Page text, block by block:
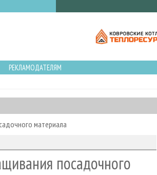
РЕКЛАМОДАТЕЛЯМ
материала
посадочного